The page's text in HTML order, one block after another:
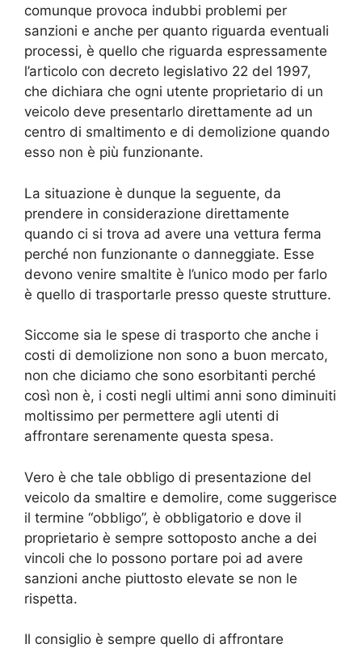
comunque provoca indubbi problemi per
sanzioni e anche per quanto riguarda eventuali
processi, è quello che riguarda espressamente
l’articolo con decreto legislativo 22 del 1997,
che dichiara che ogni utente proprietario di un
veicolo deve presentarlo direttamente ad un
centro di smaltimento e di demolizione quando
esso non è più funzionante.
La situazione è dunque la seguente, da
prendere in considerazione direttamente
quando ci si trova ad avere una vettura ferma
perché non funzionante o danneggiate. Esse
devono venire smaltite è l’unico modo per farlo
è quello di trasportarle presso queste strutture.
Siccome sia le spese di trasporto che anche i
costi di demolizione non sono a buon mercato,
non che diciamo che sono esorbitanti perché
così non è, i costi negli ultimi anni sono diminuiti
moltissimo per permettere agli utenti di
affrontare serenamente questa spesa.
Vero è che tale obbligo di presentazione del
veicolo da smaltire e demolire, come suggerisce
il termine “obbligo”, è obbligatorio e dove il
proprietario è sempre sottoposto anche a dei
vincoli che lo possono portare poi ad avere
sanzioni anche piuttosto elevate se non le
rispetta.
Il consiglio è sempre quello di affrontare